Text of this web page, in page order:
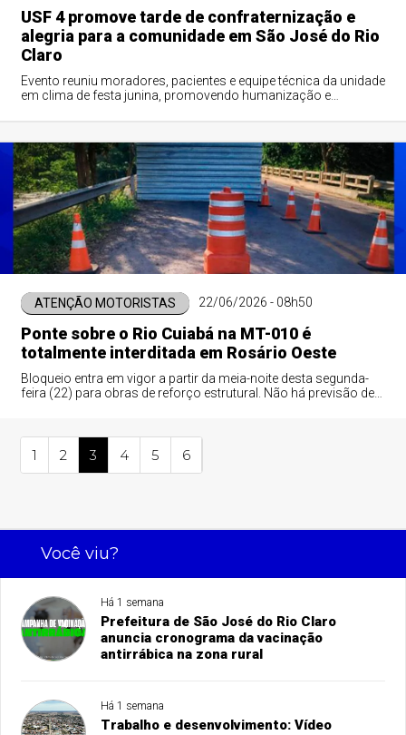
USF 4 promove tarde de confraternização e
alegria para a comunidade em São José do Rio
Claro
Evento reuniu moradores, pacientes e equipe técnica da unidade
em clima de festa junina, promovendo humanização e
ATENÇÃO MOTORISTAS 22/06/2026 - 08h50
Ponte sobre o Rio Cuiabá na MT-010 é
totalmente interditada em Rosário Oeste
Bloqueio entra em vigor a partir da meia-noite desta segunda-
feira (22) para obras de reforço estrutural. Não há previsão de
1 2 3 4 5 6
Você viu?
Há 1 semana
Prefeitura de São José do Rio Claro
anuncia cronograma da vacinação
antirrábica na zona rural
Há 1 semana
Trabalho e desenvolvimento: Vídeo